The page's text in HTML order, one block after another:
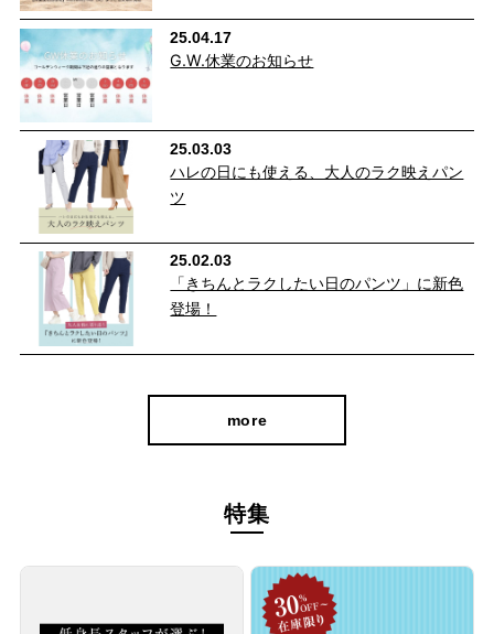
25.04.17
G.W.休業のお知らせ
25.03.03
ハレの日にも使える、大人のラク映えパン
ツ
25.02.03
「きちんとラクしたい日のパンツ」に新色
登場！
more
特集